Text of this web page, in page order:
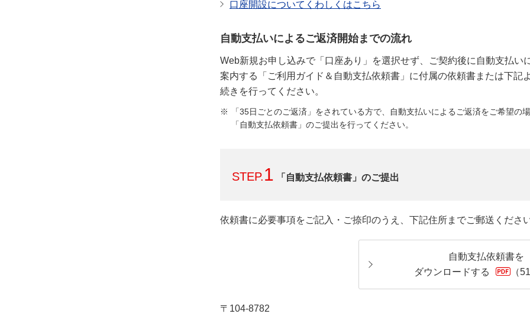
口座開設についてくわしくはこちら
自動支払いによるご返済開始までの流れ
Web新規お申し込みで「口座あり」を選択せず、ご契約後に自動支払
案内する「ご利用ガイド＆自動支払依頼書」に付属の依頼書または下記
続きを行ってください。
「35日ごとのご返済」をされている方で、自動支払いによるご返済をご希望の
「自動支払依頼書」のご提出を行ってください。
STEP.1 「自動支払依頼書」のご提出
依頼書に必要事項をご記入・ご捺印のうえ、下記住所までご郵送ください
自動支払依頼書を
ダウンロードする
（
〒104-8782